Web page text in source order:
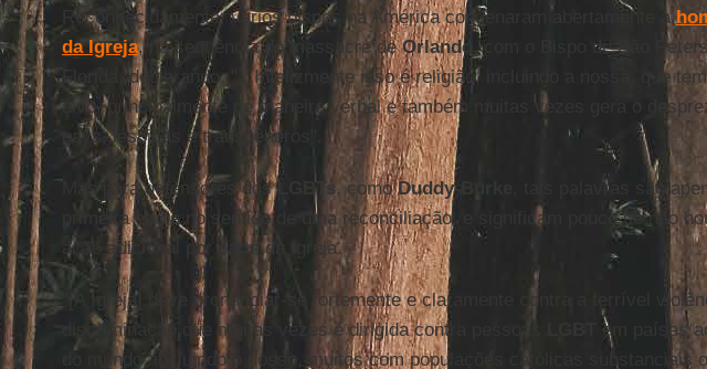
Reconhecidamente, vários bispos na América condenaram abertamente a
da Igreja, na sequência do massacre deOrlando , com o Bispo de São
Florida, declarando, "...Infelizmente isso é religião, incluindo a nossa, que
alvo, principalmente de maneira verbal e também muitas vezes gera o
gays, lésbicas e transgêneros".
Mas para defensores dosLGBTs, comoDuddy-Burke
, tais palavras são
primeira etapa no sentido de uma reconciliação, e significam pouco se não
ação adicional por parte da Igreja.
"[A Igreja] deve pronunciar-se fortemente e claramente contra a terrível
discriminação que muitas vezes é dirigida contra pessoas
em países
do mundo, incluindo o nosso, muitos com populações católicas substanciais